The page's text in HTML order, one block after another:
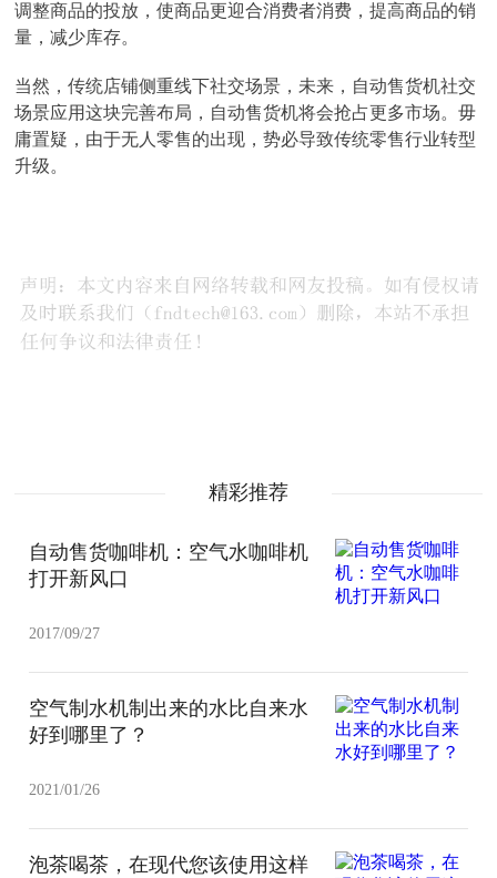
调整商品的投放，使商品更迎合消费者消费，提高商品的销
量，减少库存。
当然，传统店铺侧重线下社交场景，未来，自动售货机社交
场景应用这块完善布局，自动售货机将会抢占更多市场。毋
庸置疑，由于无人零售的出现，势必导致传统零售行业转型
升级。
精彩推荐
自动售货咖啡机：空气水咖啡机
打开新风口
2017/09/27
空气制水机制出来的水比自来水
好到哪里了？
2021/01/26
泡茶喝茶，在现代您该使用这样